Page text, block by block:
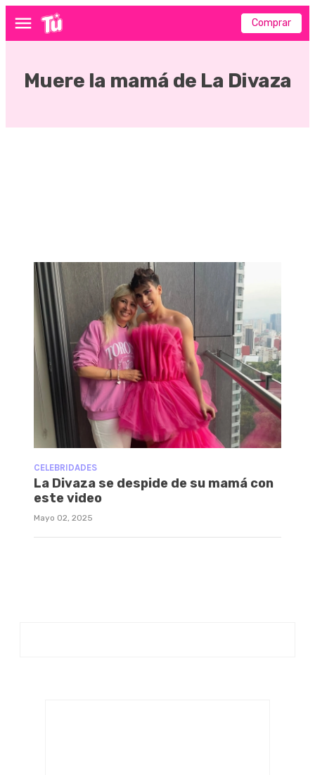
Menú Comprar
Muere la mamá de La Divaza
CELEBRIDADES
La Divaza se despide de su mamá con
este video
Mayo 02, 2025